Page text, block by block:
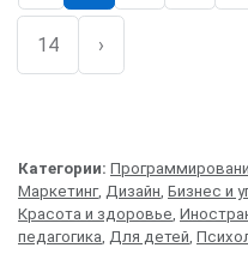
14 ›
Категории:
Маркетинг, Дизайн Бизнес и
Красота и здоровье
педагогика Для детей